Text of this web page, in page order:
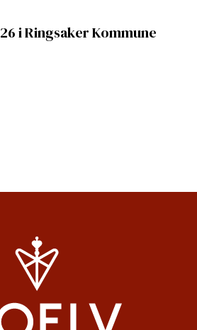
i Ringsaker Kommune